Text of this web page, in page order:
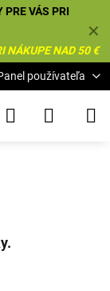
✕
PRE VÁS PRI
NÁKUPE NAD 50 €
používateľa